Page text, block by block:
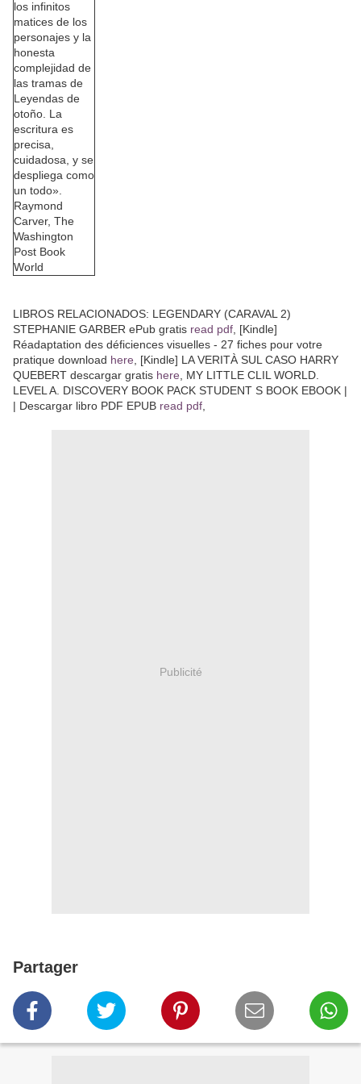
los infinitos
matices de los
personajes y la
honesta
complejidad de
las tramas de
Leyendas de
otoño. La
escritura es
precisa,
cuidadosa, y se
despliega como
un todo».
Raymond
Carver, The
Washington
Post Book
World
LIBROS RELACIONADOS: LEGENDARY (CARAVAL 2)
STEPHANIE GARBER ePub gratis read pdf , [Kindle]
Réadaptation des déficiences visuelles - 27 fiches pour votre
pratique download here , [Kindle] LA VERITÀ SUL CASO HARRY
QUEBERT descargar gratis here , MY LITTLE CLIL WORLD.
LEVEL A. DISCOVERY BOOK PACK STUDENT S BOOK EBOOK |
| Descargar libro PDF EPUB read pdf
Publicité
Partager